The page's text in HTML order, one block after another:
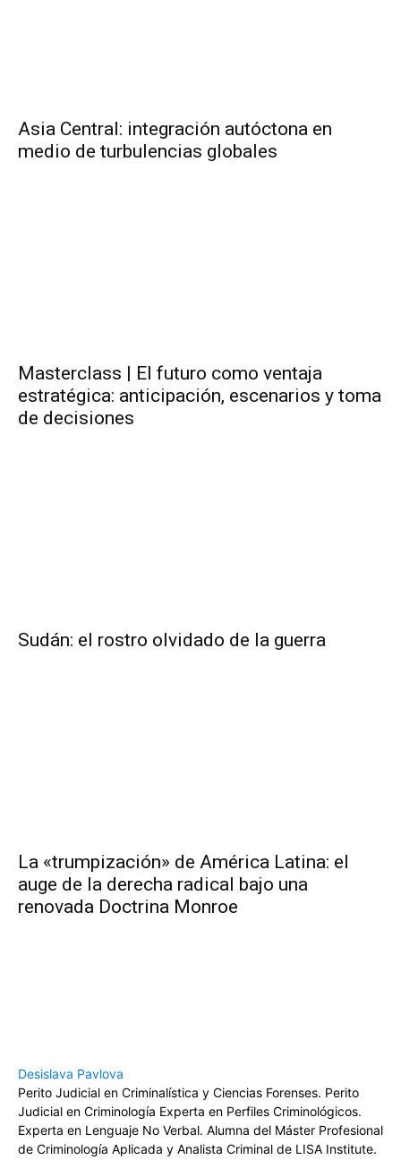
Asia Central: integración autóctona en
medio de turbulencias globales
Masterclass | El futuro como ventaja
estratégica: anticipación, escenarios y toma
de decisiones
Sudán: el rostro olvidado de la guerra
La «trumpización» de América Latina: el
auge de la derecha radical bajo una
renovada Doctrina Monroe
Desislava Pavlova
Perito Judicial en Criminalística y Ciencias Forenses. Perito
Judicial en Criminología Experta en Perfiles Criminológicos.
Experta en Lenguaje No Verbal. Alumna del Máster Profesional
de Criminología Aplicada y Analista Criminal de LISA Institute.